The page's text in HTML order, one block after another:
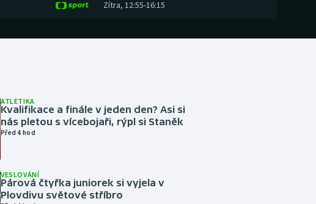
Zítra, 12:55-16:15
ATLETIKA
Kvalifikace a finále v jeden den? Asi si
nás pletou s vícebojaři, rýpl si Staněk
Před 4 hod
VESLOVÁNÍ
Párová čtyřka juniorek si vyjela v
Plovdivu světové stříbro